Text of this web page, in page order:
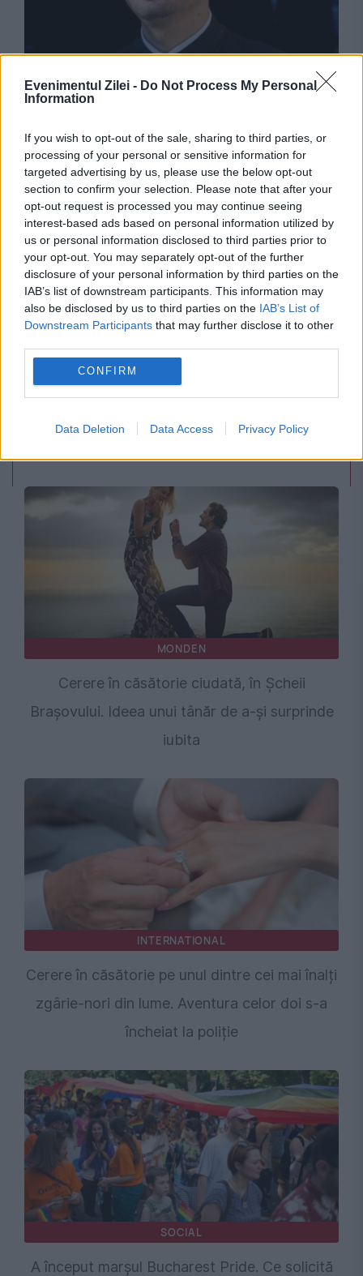
Evenimentul Zilei - Do Not Process My Personal
Information
If you wish to opt-out of the sale, sharing to third parties, or
processing of your personal or sensitive information for
targeted advertising by us, please use the below opt-out
section to confirm your selection. Please note that after your
opt-out request is processed you may continue seeing
interest-based ads based on personal information utilized by
us or personal information disclosed to third parties prior to
your opt-out. You may separately opt-out of the further
disclosure of your personal information by third parties on the
IAB’s list of downstream participants. This information may
also be disclosed by us to third parties on the IAB’s List of
Downstream Participants that may further disclose it to other
CONFIRM
Data Deletion Data Access Privacy Policy
Patriarhia Română salută decizia Curții
Conștiința creștină rămâne vie
POLITICA
Sorin Grindeanu: Parlamentul a evitat
pierderea a 5,8 miliarde de euro din PNRR și a
MONDEN
Cerere în căsătorie ciudată, în Șcheii
Brașovului. Ideea unui tânăr de a-și surprinde
iubita
INTERNATIONAL
Cerere în căsătorie pe unul dintre cei mai înalți
zgârie-nori din lume. Aventura celor doi s-a
încheiat la poliție
SOCIAL
A început marșul Bucharest Pride. Ce solicită